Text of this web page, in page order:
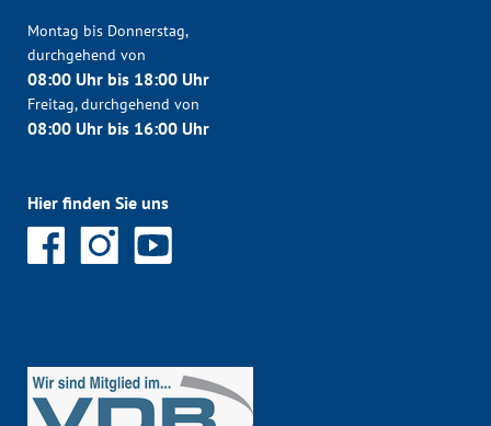
Montag bis Donnerstag,
durchgehend von
08:00 Uhr bis 18:00 Uhr
Freitag, durchgehend von
08:00 Uhr bis 16:00 Uhr
Hier finden Sie uns